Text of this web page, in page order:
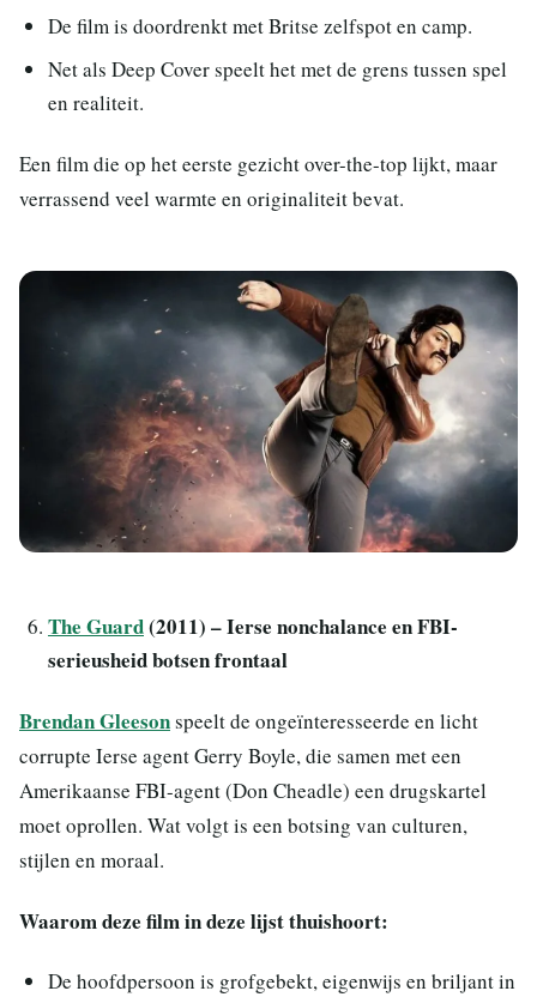
De film is doordrenkt met Britse zelfspot en camp.
Net als Deep Cover speelt het met de grens tussen spel
en realiteit.
Een film die op het eerste gezicht over-the-top lijkt, maar
verrassend veel warmte en originaliteit bevat.
The Guard(2011) – Ierse nonchalance en FBI-
serieusheid botsen frontaal
Brendan Gleesonspeelt de ongeïnteresseerde en licht
corrupte Ierse agent Gerry Boyle, die samen met een
Amerikaanse FBI-agent (Don Cheadle) een drugskartel
moet oprollen. Wat volgt is een botsing van culturen,
stijlen en moraal.
Waarom deze film in deze lijst thuishoort:
De hoofdpersoon is grofgebekt, eigenwijs en briljant in